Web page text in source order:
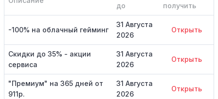
до получить
-100% на облачный гейминг
31 Августа
2026
Открыть
Скидки до 35% - акции
сервиса
31 Августа
2026
Открыть
"Премиум" на 365 дней от
911р.
31 Августа
2026
Открыть